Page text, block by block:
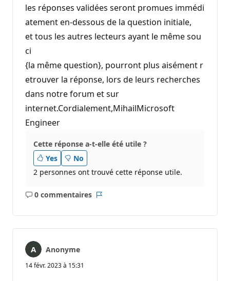
les réponses validées seront promues immédi
atement en-dessous de la question initiale,
et tous les autres lecteurs ayant le même sou
ci
{la même question}, pourront plus aisément r
etrouver la réponse, lors de leurs recherches
dans notre forum et sur
internet.Cordialement,MihailMicrosoft
Engineer
Cette réponse a-t-elle été utile ?
Yes
No
2 personnes ont trouvé cette réponse utile.
0 commentaires
Aucun
Anonyme
14 févr. 2023 à 15:31